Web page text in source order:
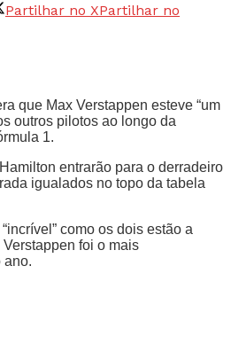
Partilhar no XPartilhar no
que Max Verstappen esteve “um
outros pilotos ao longo da
1.
entrarão para o derradeiro
igualados no topo da tabela
como os dois estão a
foi o mais
ano.